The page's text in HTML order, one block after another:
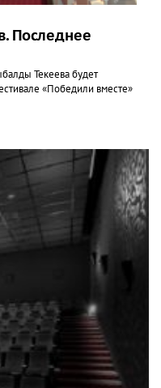
Последнее
Текеева будет
«Победили вместе»